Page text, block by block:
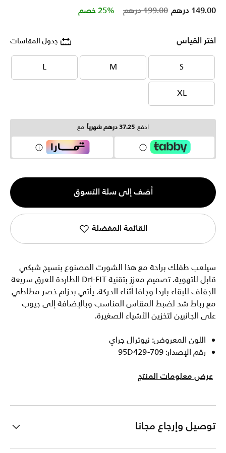
Price reduced from
199.00 درهم to 149.00 درهم 25% خصم
اختر القياس جدول المقاسات
S
S
M
M
L
L
XL
XL
ادفع 37.25 درهم شهرياً مع
الكمية
1
أضف إلى سلة التسوق
القائمة المفضلة
سيلعب طفلك براحة مع هذا الشورت المصنوع بنسيج شبكي
قابل للتهوية. تصميم معزز بتقنية Dri-FIT الطاردة للعرق سريعة
الجفاف للبقاء باردا وجافا أثناء الحركة. يأتي بحزام خصر مطاطي
مع رباط شد لضبط المقاس المناسب وبالإضافة إلى جيوب
على الجانبين لتخزين الأشياء الصغيرة.
اللون المعروض: نيوترال جراي
رقم الإصدار: 95D429-709
عرض معلومات المنتج
توصيل وإرجاع مجانًا